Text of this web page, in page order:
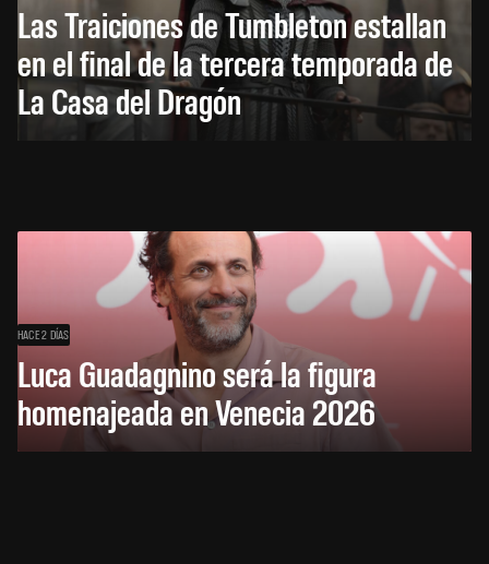
Las Traiciones de Tumbleton estallan
en el final de la tercera temporada de
La Casa del Dragón
HACE 2 DÍAS
Luca Guadagnino será la figura
homenajeada en Venecia 2026